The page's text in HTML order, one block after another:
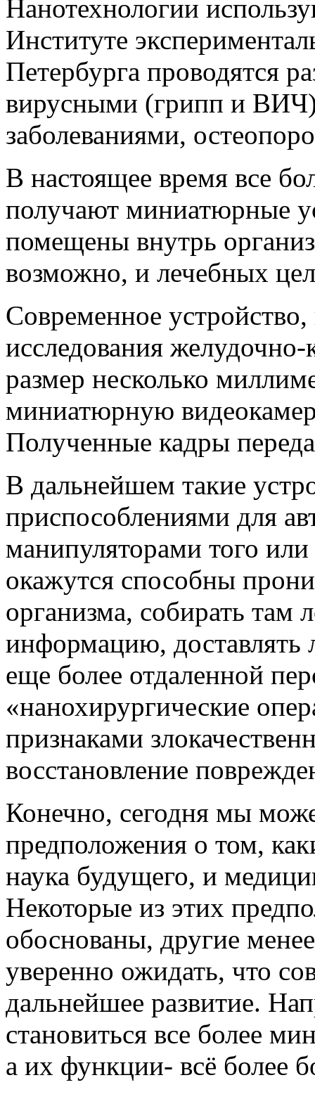
Нанотехнологии
Институте
Петербурга проводятся
вирусными (грипп и
заболеваниями,
В настоящее время все
получают миниатюрные
помещены внутрь
возможно, и лечебных
Современное
исследования
размер несколько
миниатюрную
Полученные кадры
В дальнейшем такие
приспособлениями для
манипуляторами того
окажутся способны
организма, собирать там
информацию, доставлять
еще более отдаленной
«нанохирургические
признаками
восстановление
Конечно, сегодня мы
предположения о том,
наука будущего, и
Некоторые из этих
обоснованы, другие
уверенно ожидать, что
дальнейшее развитие.
становиться все более
а их функции- всё более